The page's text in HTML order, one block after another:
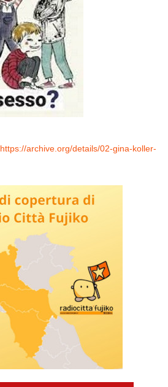
https://archive.org/details/02-gina-koller-